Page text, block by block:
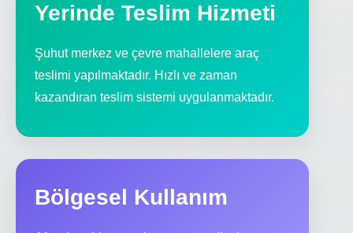
Yerinde Teslim Hizmeti
Şuhut merkez ve çevre mahallelere araç
teslimi yapılmaktadır. Hızlı ve zaman
kazandıran teslim sistemi uygulanmaktadır.
Bölgesel Kullanım